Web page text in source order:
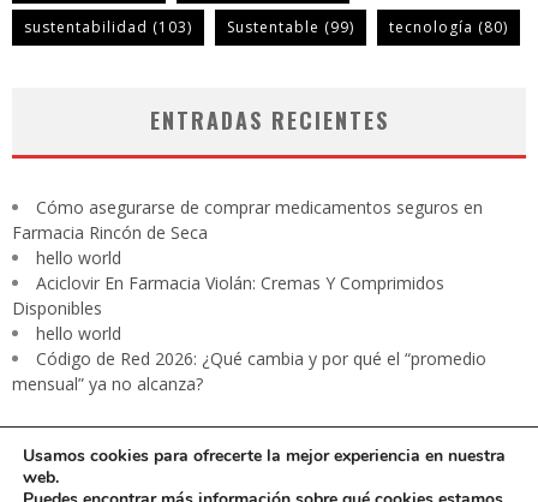
sustentabilidad (103) Sustentable (99) tecnología (80)
ENTRADAS RECIENTES
Cómo asegurarse de comprar medicamentos seguros en
Farmacia Rincón de Seca
hello world
Aciclovir En Farmacia Violán: Cremas Y Comprimidos
Disponibles
hello world
Código de Red 2026: ¿Qué cambia y por qué el “promedio
mensual” ya no alcanza?
Usamos cookies para ofrecerte la mejor experiencia en nuestra
web.